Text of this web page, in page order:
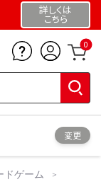
詳しくは
こちら
0
変更
ドゲーム